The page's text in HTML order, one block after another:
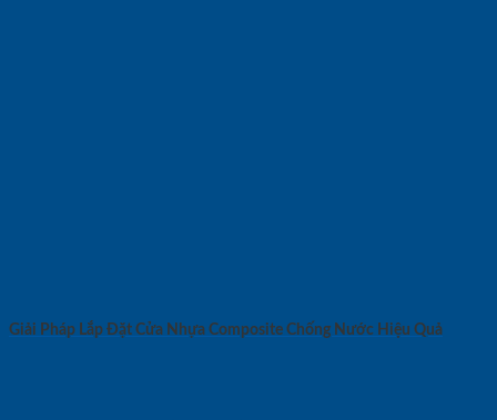
Giải Pháp Lắp Đặt Cửa Nhựa Composite Chống Nước Hiệu Quả